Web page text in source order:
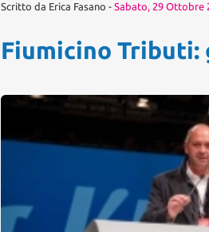
Scritto da Erica Fasano - Sabato, 29 Ottobre
Fiumicino Tributi: